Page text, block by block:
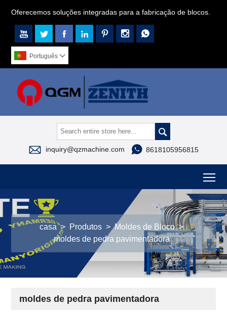
Oferecemos soluções integradas para a fabricação de blocos.
      
Português 

 inquiry@qzmachine.com  8618105956815
casa > Produtos > Moldes de Bloco >
moldes de pedra pavimentadora
moldes de pedra pavimentadora